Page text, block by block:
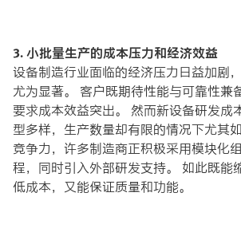
3. 小批量生产的成本压力和经济效益
设备制造行业面临的经济压力日益加剧
尤为显著。 客户既期待性能与可靠性兼
要求成本效益突出。 然而新设备研发成
型多样，生产数量却有限的情况下尤其
竞争力，许多制造商正积极采用模块化
程，同时引入外部研发支持。 如此既能
低成本，又能保证质量和功能。